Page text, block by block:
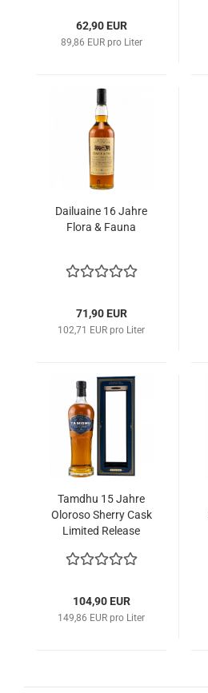
62,90 EUR
89,86 EUR pro Liter
Dailuaine 16 Jahre
Flora & Fauna
71,90 EUR
102,71 EUR pro Liter
Tamdhu 15 Jahre
Oloroso Sherry Cask
Limited Release
104,90 EUR
149,86 EUR pro Liter